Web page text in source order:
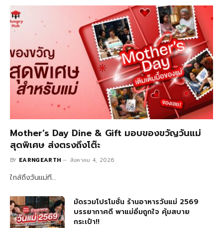
Mother’s Day Dine & Gift มอบของขวัญวันแม่
สุดพิเศษ ส่งตรงถึงโต๊ะ
BY EARNGEARTH สิงหาคม 4, 2026
ใกล้ถึงวันแม่ที…
มัดรวมโปรโมชั่น ร้านอาหารวันแม่ 2569
บรรยากาศดี พาแม่อิ่มถูกใจ คุ้มสบาย
กระเป๋า!!